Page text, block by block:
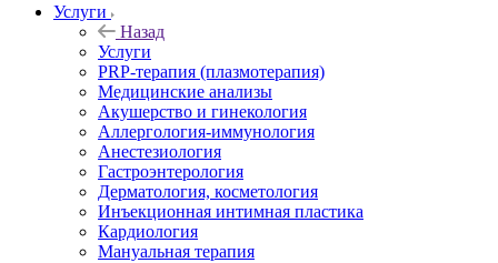
Услуги
Назад
Услуги
PRP-терапия (плазмотерапия)
Медицинские анализы
Акушерство и гинекология
Аллергология-иммунология
Анестезиология
Гастроэнтерология
Дерматология, косметология
Инъекционная интимная пластика
Кардиология
Мануальная терапия